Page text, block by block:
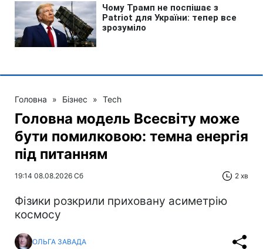
Головна » Бізнес » Tech
Головна модель Всесвіту може
бути помилковою: темна енергія
під питанням
19:14 08.08.2026 Сб 2 хв
Фізики розкрили приховану асиметрію
космосу
ОЛЬГА ЗАВАДА